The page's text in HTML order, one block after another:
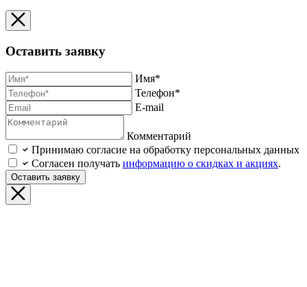
Оставить заявку
Имя*
Телефон*
E-mail
Комментарий
Принимаю согласие на обработку персональных данных
Согласен получать информацию о скидках и акциях.
Оставить заявку